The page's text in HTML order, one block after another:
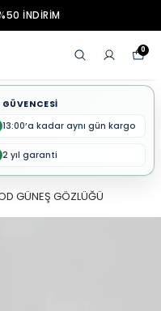
İNDİRİM
0
GÜVENCESİ
13:00’a kadar aynı gün kargo
2 yıl garanti
GÜNEŞ GÖZLÜĞÜ